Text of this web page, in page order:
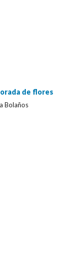
de flores
Bolaños